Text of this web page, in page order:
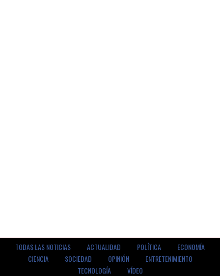
TODAS LAS NOTICIAS ACTUALIDAD POLÍTICA
ECONOMÍA
CIENCIA
SOCIEDAD OPINIÓN
ENTRETENIMIENTO
TECNOLOGÍA
VÍDEO